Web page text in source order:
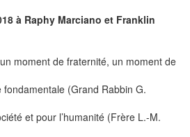
à Raphy Marciano et Franklin
moment de fraternité, un moment de
(Grand Rabbin G.
et pour l’humanité (Frère L.-M.